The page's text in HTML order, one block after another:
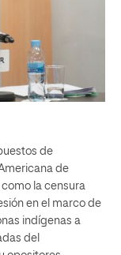
de
de
la censura
en el marco de
indígenas a
del